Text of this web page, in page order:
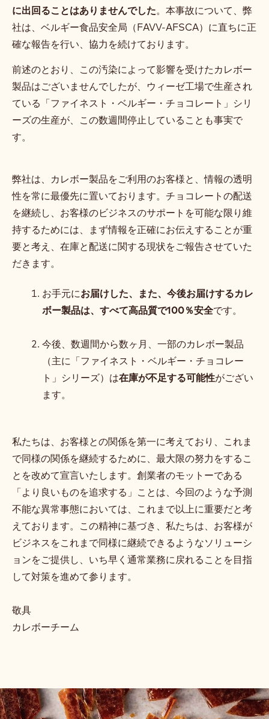
に出回ることはありませんでした。本事故について、弊
社は、ベルギー食品安全局（FAVV-AFSCA）に直ちに正
確な報告を行い、協力を続けております。
前述のとおり、この汚染によって影響を受けたカレボー
製品はございませんでしたが、ウィーゼ工場で生産され
ている「ファイネスト・ベルギー・チョコレート」シリ
ーズの生産が、この数週間停止していることも事実で
す。
弊社は、カレボー製品をご利用のお客様と、情報の透明
性を常に最優先に置いております。チョコレートの配送
を継続し、お客様のビジネスのサポートを可能な限り維
持するためには、まず情報を正確にお伝えすることが重
要と考え、在庫と配送に関する現状をご報告させていた
だきます。
お手元にお届けした、また、今後お届けするカレ
ボー製品は、すべて高品質で100％安全です。
今後、数週間から数ヶ月、一部のカレボー製品
（主に「ファイネスト・ベルギー・チョコレー
ト」シリーズ）は在庫が不足する可能性がござい
ます。
私たちは、お客様との関係を第一に考えており、これま
で同様の関係を継続するために、最大限の努力をするこ
とを改めて宣言いたします。創業者のモットーである
「より良いものを追求する」ことは、今回のような予測
不能な異常事態においては、これまで以上に重要だと考
えております。この精神に基づき、私たちは、お客様が
ビジネスをこれまで同様に継続できるようなソリューシ
ョンをご提供し、いち早く通常業務に戻れることを目指
して対策を進めて参ります。
敬具
カレボーチーム